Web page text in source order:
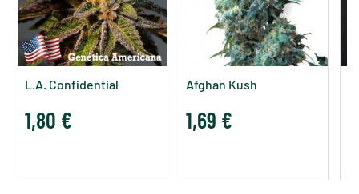
L.A. Confidential
1,80 €
Afghan Kush
1,69 €